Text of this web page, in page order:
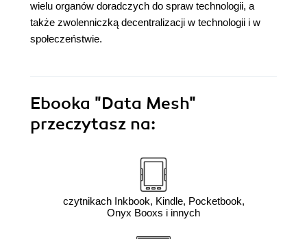
wielu organów doradczych do spraw technologii, a
także zwolenniczką decentralizacji w technologii i w
społeczeństwie.
Ebooka "Data Mesh"
przeczytasz na:
czytnikach Inkbook, Kindle, Pocketbook,
Onyx Booxs i innych